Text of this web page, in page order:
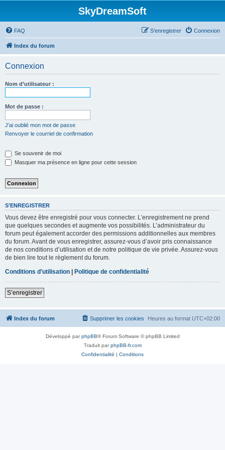
SkyDreamSoft
FAQ Connexion
S’enregistrer
Index du forum
Connexion
Nom d’utilisateur :
Mot de passe :
J’ai oublié mon mot de passe
Renvoyer le courriel de confirmation
Se souvenir de moi
Masquer ma présence en ligne pour cette session
S’ENREGISTRER
Vous devez être enregistré pour vous connecter. L’enregistrement ne prend
que quelques secondes et augmente vos possibilités. L’administrateur du
forum peut également accorder des permissions additionnelles aux membres
du forum. Avant de vous enregistrer, assurez-vous d’avoir pris connaissance
de nos conditions d’utilisation et de notre politique de vie privée. Assurez-vous
de bien lire tout le règlement du forum.
Conditions d’utilisation | Politique de confidentialité
S’enregistrer
Index du forum Heures au format UTC+02:00
Supprimer les cookies
Développé parphpBB® Forum Software © phpBB Limited
Traduit parphpBB-fr.com
Confidentialité | Conditions